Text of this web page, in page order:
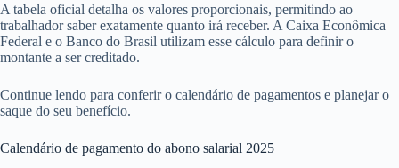
A tabela oficial detalha os valores proporcionais, permitindo ao
trabalhador saber exatamente quanto irá receber. A Caixa Econômica
Federal e o Banco do Brasil utilizam esse cálculo para definir o
montante a ser creditado.
Continue lendo para conferir o calendário de pagamentos e planejar o
saque do seu benefício.
Calendário de pagamento do abono salarial 2025